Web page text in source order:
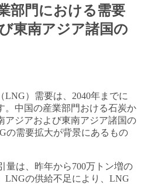
部門における需要
東南アジア諸国の
）需要は、2040年までに
。中国の産業部門おける石炭か
アジアおよび東南アジア諸国の
の需要拡大が背景にあるもの
量は、昨年から700万トン増の
LNGの供給不足により、LNG